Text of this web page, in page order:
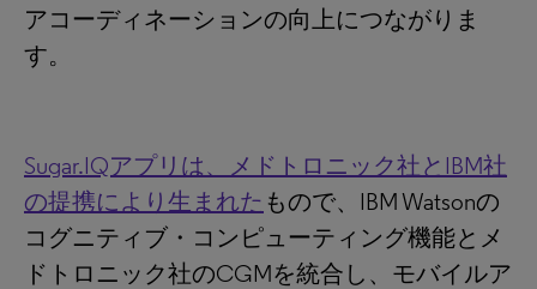
アコーディネーションの向上につながりま
す。
Sugar.IQアプリは、メドトロニック社とIBM社
の提携により生まれた もので、IBM Watsonの
コグニティブ・コンピューティング機能とメ
ドトロニック社のCGMを統合し、モバイルア